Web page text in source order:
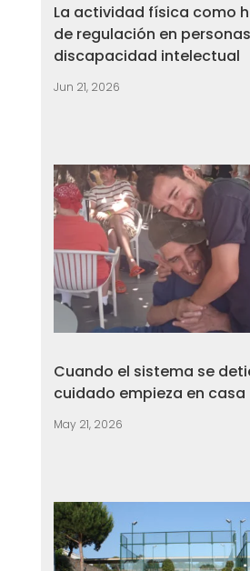
La actividad física como
de regulación en
discapacidad intelectual
Jun 21, 2026
Cuando el sistema se
cuidado empieza en casa
May 21, 2026